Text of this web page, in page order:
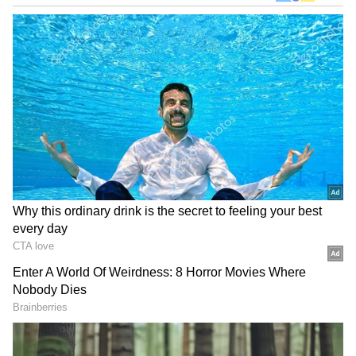
DOWNLOAD APP
ஏஷ்யாநெட் தமிழ் நியூஸின்
லைஃப்ஸ்டைல்
வாழ்க்கை முறை, உறவுகள் மற்றும்
நடைமுறை வாழ்க்கை குறித்து வளமான
தகவல்களை வழங்குகிறது. இதில்
ஆரோக்கிய ஆலோசனைகள், உணவு
மற்றும் ஊட்டச்சத்து குறிப்புகள்,
ஃபாஷன் டிரெண்ட்ஸ் மற்றும் தினசரி